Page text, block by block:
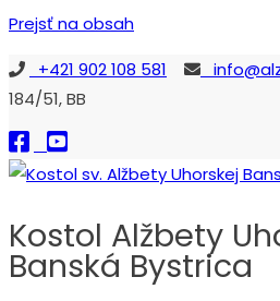
Prejsť na obsah
+421 902 108 581
184/51, BB
Kostol sv. Alžbety
Kostol Alžbety
Banská Bystrica